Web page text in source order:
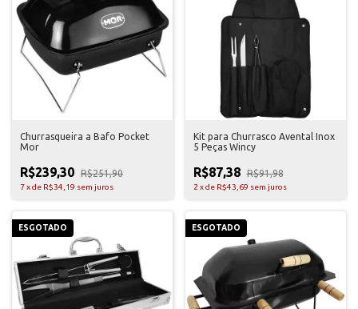
Churrasqueira a Bafo Pocket
Mor
R$239,30 R$251,90
7xde R$34,19 sem juros
Kit para Churrasco Avental Inox
5 Peças Wincy
R$87,38 R$91,98
2 xde R$43,69 sem juros
ESGOTADO ESGOTADO